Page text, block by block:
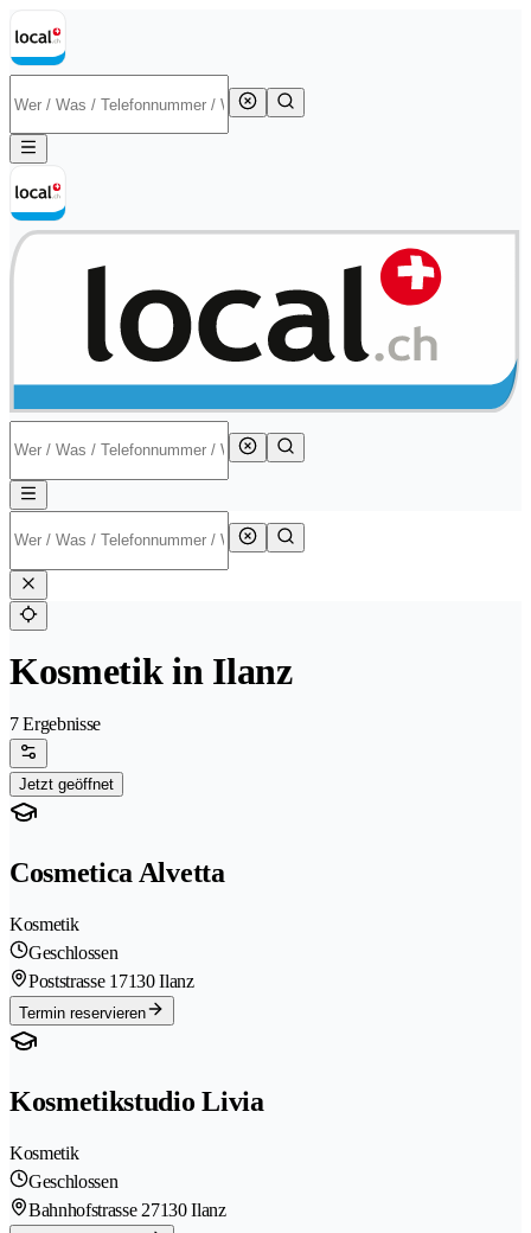
Kosmetik in Ilanz
7 Ergebnisse
Jetzt geöffnet
Cosmetica Alvetta
Kosmetik
Geschlossen
Poststrasse 1 7130 Ilanz
Termin reservieren
Kosmetikstudio Livia
Kosmetik
Geschlossen
Bahnhofstrasse 27130 Ilanz